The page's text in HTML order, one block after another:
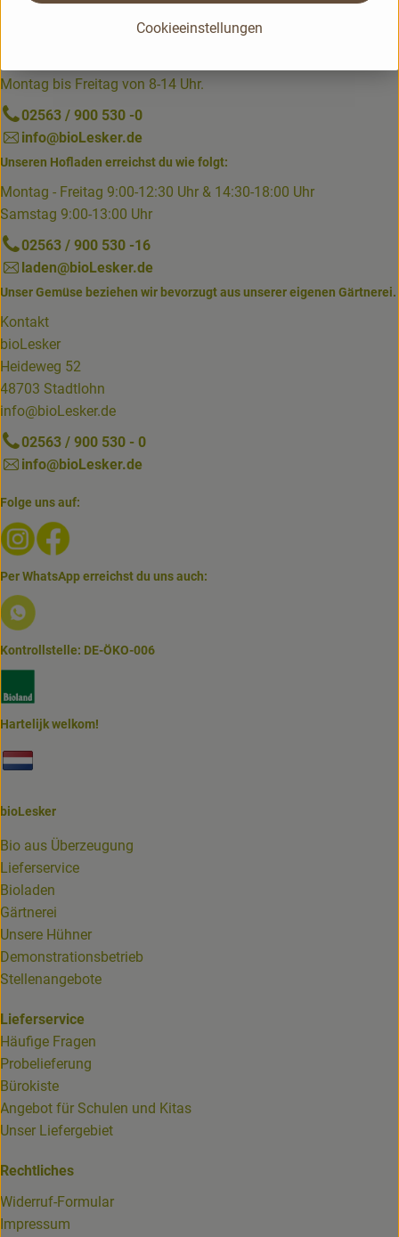
Du hast eine Frage? Unser Kundenservice hilft dir gerne:
Montag bis Freitag von 8-14 Uhr.
02563 / 900 530 -0
info@bioLesker.de
Unseren Hofladen erreichst du wie folgt:
Montag - Freitag 9:00-12:30 Uhr & 14:30-18:00 Uhr
Samstag 9:00-13:00 Uhr
02563 / 900 530 -16
laden@bioLesker.de
Unser Gemüse beziehen wir bevorzugt aus unserer eigenen Gärtnerei.
Kontakt
bioLesker
Heideweg 52
48703 Stadtlohn
info@bioLesker.de
02563 / 900 530 - 0
info@bioLesker.de
Folge uns auf:
Externer Link zu https://www.instagram.com/biolesker/
Per WhatsApp erreichst du uns auch:
Externer Link zu https://www.biolesker.de/lieferservice/
Kontrollstelle: DE-ÖKO-006
Hartelijk welkom!
bioLesker
Bio aus Überzeugung
Lieferservice
Bioladen
Gärtnerei
Unsere Hühner
Demonstrationsbetrieb
Stellenangebote
Lieferservice
Häufige Fragen
Probelieferung
Bürokiste
Angebot für Schulen und Kitas
Unser Liefergebiet
Rechtliches
Widerruf-Formular
Impressum
Cookieeinstellungen